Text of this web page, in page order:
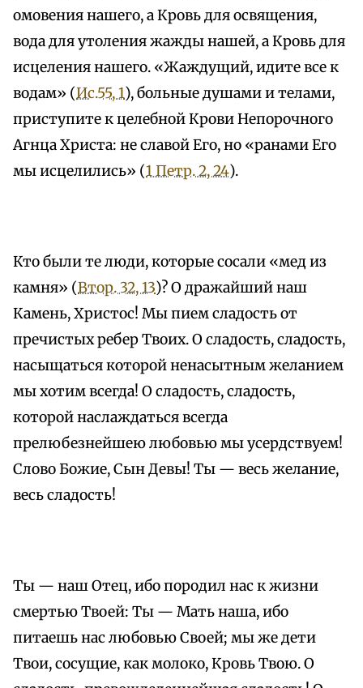
омовения нашего, а Кровь для освящения,
вода для утоления жажды нашей, а Кровь для
исцеления нашего. «Жаждущий, идите все к
водам» (Ис.55, 1), больные душами и телами,
приступите к целебной Крови Непорочного
Агнца Христа: не славой Его, но «ранами Его
мы исцелились» (1 Петр. 2, 24).
Кто были те люди, которые сосали «мед из
камня» (Втор. 32, 13)? О дражайший наш
Камень, Христос! Мы пием сладость от
пречистых ребер Твоих. О сладость, сладость,
насыщаться которой ненасытным желанием
мы хотим всегда! О сладость, сладость,
которой наслаждаться всегда
прелюбезнейшею любовью мы усердствуем!
Слово Божие, Сын Девы! Ты — весь желание,
весь сладость!
Ты — наш Отец, ибо породил нас к жизни
смертью Твоей: Ты — Мать наша, ибо
питаешь нас любовью Своей; мы же дети
Твои, сосущие, как молоко, Кровь Твою. О